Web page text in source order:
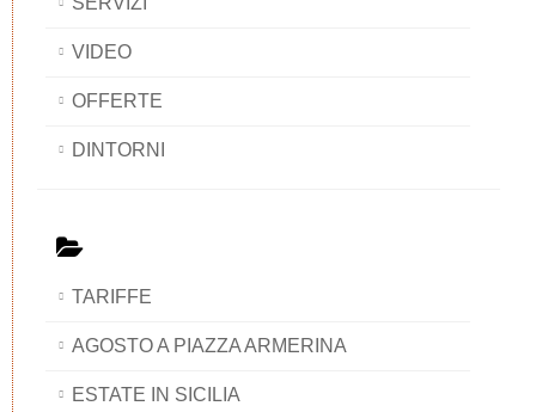
VIDEO
OFFERTE
DINTORNI
TARIFFE
AGOSTO A PIAZZA ARMERINA
ESTATE IN SICILIA